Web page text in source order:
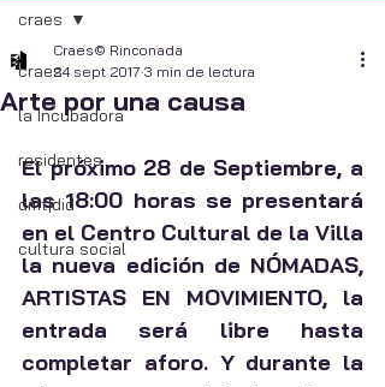
craes
la Incubadora
residentes
dmt|did
cultura social
craes
Arte por una causa
Craes© Rinconada
24 sept 2017 3 min de lectura
El próximo 28 de Septiembre, a
las 18:00 horas se presentará
en el Centro Cultural de la Villa
la nueva edición de NÓMADAS,
ARTISTAS EN MOVIMIENTO, la
entrada será libre hasta
completar aforo. Y durante la